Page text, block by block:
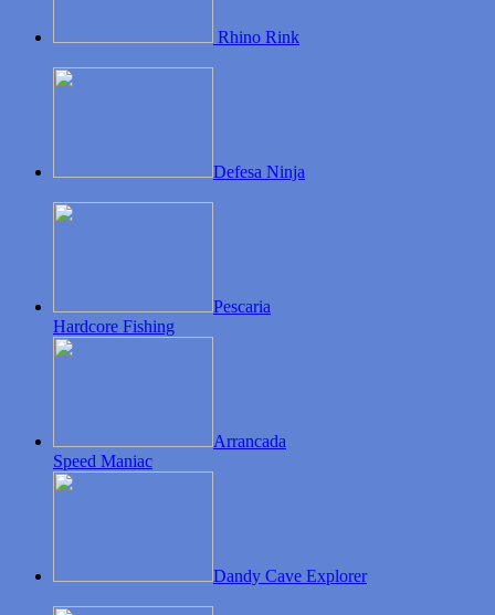
Rhino Rink
Defesa Ninja
Pescaria
Hardcore Fishing
Arrancada
Speed Maniac
Dandy Cave Explorer